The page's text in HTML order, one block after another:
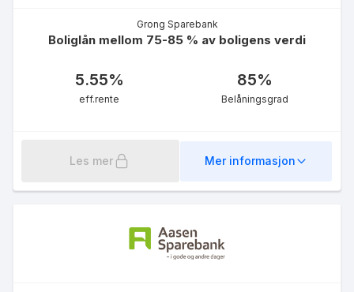
Grong Sparebank
Boliglån mellom 75-85 % av boligens verdi
5.55%
eff.rente
85%
Belåningsgrad
Les mer Mer informasjon